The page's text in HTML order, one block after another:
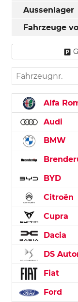
Aussenlager
Fahrzeuge
Fahrzeugnr.
Alfa
Audi
BMW
BYD
Citroën
Cupra
Dacia
DS
Fiat
Ford